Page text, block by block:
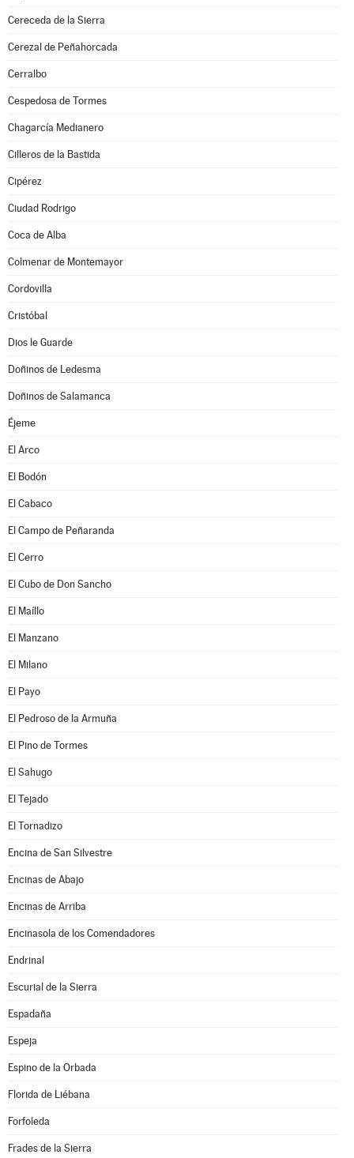
Cereceda de la Sierra
Cerezal de Peñahorcada
Cerralbo
Cespedosa de Tormes
Chagarcía Medianero
Cilleros de la Bastida
Cipérez
Ciudad Rodrigo
Coca de Alba
Colmenar de Montemayor
Cordovilla
Cristóbal
Dios le Guarde
Doñinos de Ledesma
Doñinos de Salamanca
Éjeme
El Arco
El Bodón
El Cabaco
El Campo de Peñaranda
El Cerro
El Cubo de Don Sancho
El Maíllo
El Manzano
El Milano
El Payo
El Pedroso de la Armuña
El Pino de Tormes
El Sahugo
El Tejado
El Tornadizo
Encina de San Silvestre
Encinas de Abajo
Encinas de Arriba
Encinasola de los Comendadores
Endrinal
Escurial de la Sierra
Espadaña
Espeja
Espino de la Orbada
Florida de Liébana
Forfoleda
Frades de la Sierra